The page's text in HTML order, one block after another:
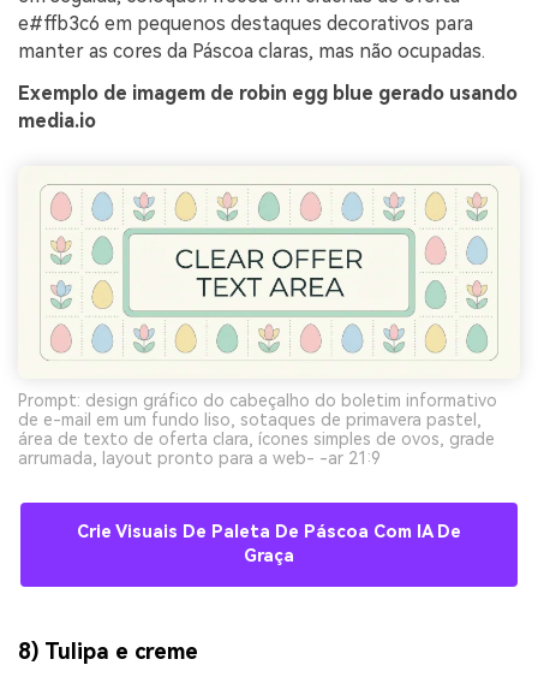
e#ffb3c6 em pequenos destaques decorativos para
manter as cores da Páscoa claras, mas não ocupadas.
Exemplo de imagem de robin egg blue gerado usando
media.io
Prompt: design gráfico do cabeçalho do boletim informativo
de e-mail em um fundo liso, sotaques de primavera pastel,
área de texto de oferta clara, ícones simples de ovos, grade
arrumada, layout pronto para a web- -ar 21:9
Crie Visuais De Paleta De Páscoa Com IA De
Graça
8) Tulipa e creme